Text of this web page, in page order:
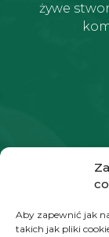
Aby zapewnić jak
takich jak pliki
żywe